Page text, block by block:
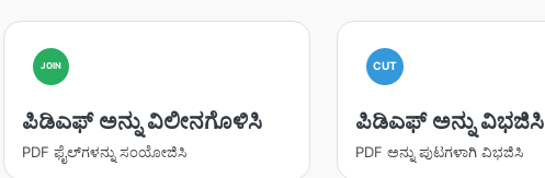
JOIN
ಪಿಡಿಎಫ್ ಅನ್ನು ವಿಲೀನಗೊಳಿಸಿ
PDF ಫೈಲ್‌ಗಳನ್ನು ಸಂಯೋಜಿಸಿ
CUT
ಪಿಡಿಎಫ್ ಅನ್ನು ವಿಭಜಿಸಿ
PDF ಅನ್ನು ಪುಟಗಳಾಗಿ ವಿಭಜಿಸಿ